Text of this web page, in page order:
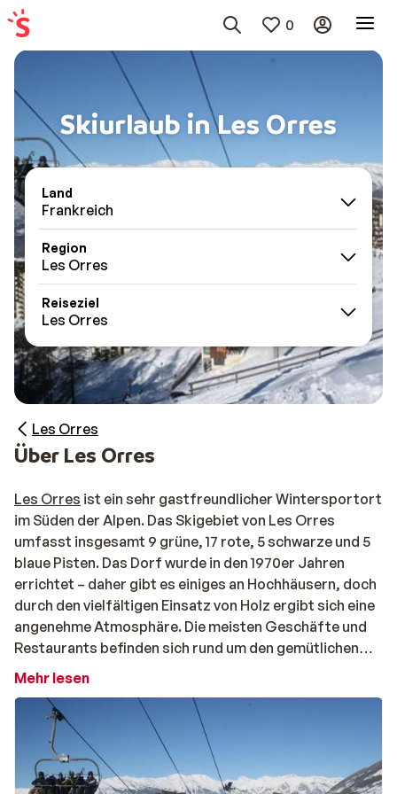
0
Skiurlaub in Les Orres
Land
Frankreich
Region
Les Orres
Reiseziel
Les Orres
Les Orres
Über Les Orres
Les Orres ist ein sehr gastfreundlicher Wintersportort
im Süden der Alpen. Das Skigebiet von Les Orres
umfasst insgesamt 9 grüne, 17 rote, 5 schwarze und 5
blaue Pisten. Das Dorf wurde in den 1970er Jahren
errichtet – daher gibt es einiges an Hochhäusern, doch
durch den vielfältigen Einsatz von Holz ergibt sich eine
angenehme Atmosphäre. Die meisten Geschäfte und
Restaurants befinden sich rund um den gemütlichen
Dorfplatz, an dem auch ein Großteil der Pisten endet.
Route Mazelière ist sehr empfehlenswert für Skitouren
(Ski de Randonnée).
Darüber hinaus istLes Orressehr kinderfreundlich.
Mehr lesen